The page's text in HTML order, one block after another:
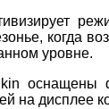
когда
уровне.
оснащены
на дисплее